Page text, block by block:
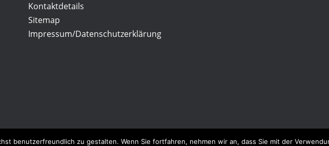
Kontaktdetails
Sitemap
Impressum/Datenschutzerklärung
benutzerfreundlich zu gestalten. Wenn Sie fortfahren, nehmen wir an, dass Sie mit der